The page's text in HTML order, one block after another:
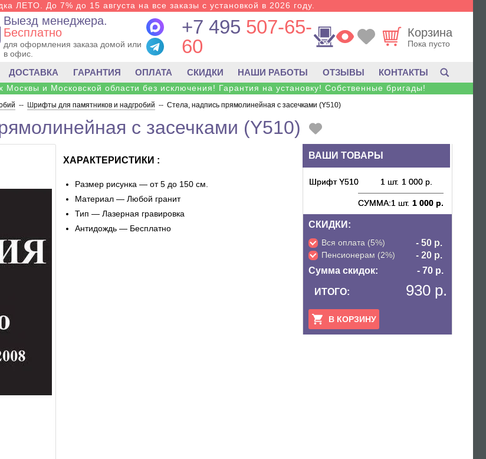
ЛЕТО. До 7% до 15 августа на все заказы с установкой в 2026 году.
Выезд менеджера.
Бесплатно
для оформления заказа домой или
в офис.
+7 495 507-65-
60
Корзина
Пока пусто
ДОСТАВКА ГАРАНТИЯ ОПЛАТА СКИДКИ НАШИ РАБОТЫ ОТЗЫВЫ КОНТАКТЫ
Москвы и Московской области без исключения! Гарантия на установку! Собственные бригады!
-- Шрифты для памятников и надгробий -- Стела, надпись прямолинейная с засечками (Y510)
с засечками (Y510)
ВАШИ ТОВАРЫ
Шрифт Y510 1 шт. 1 000 р.
СУММА:1 шт. 1 000 р.
СКИДКИ:
Вся оплата (5%) - 50 р.
Пенсионерам (2%)
- 20 р.
Сумма скидок:
- 70 р.
ИТОГО: 930 р.
В КОРЗИНУ
ХАРАКТЕРИСТИКИ :
Размер рисунка — от 5 до 150 см.
Материал — Любой гранит
Тип — Лазерная гравировка
Антидождь — Бесплатно